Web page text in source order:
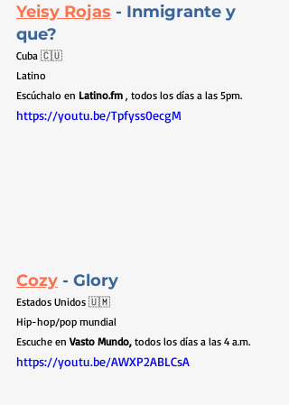
Yeisy Rojas - Inmigrante y
que?
Cuba 🇨🇺
Latino
Escúchalo en Latino.fm , todos los días a las 5pm.
https://youtu.be/Tpfyss0ecgM
Cozy - Glory
Estados Unidos 🇺🇲
Hip-hop/pop mundial
Escuche en Vasto Mundo, todos los días a las 4 a.m.
https://youtu.be/AWXP2ABLCsA